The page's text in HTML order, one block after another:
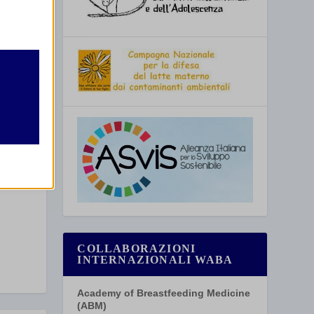
COLLABORAZIONI
INTERNAZIONALI WABA
Academy of Breastfeeding Medicine
(ABM)